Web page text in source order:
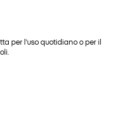
per l'uso quotidiano o per il